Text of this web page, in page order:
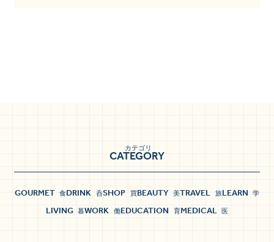
CATEGORY
カテゴリ
GOURMET 食DRINK 呑SHOP 買BEAUTY 美TRAVEL 旅LEARN 学
LIVING 暮WORK 働EDUCATION 育MEDICAL 医